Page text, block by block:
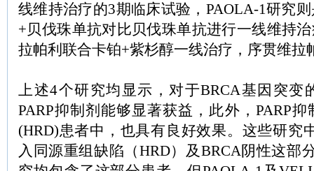
线维持治疗的3期临床试验，PAOLA-1研究
+贝伐珠单抗对比贝伐珠单抗进行一线维持
拉帕利联合卡铂+紫杉醇一线治疗，序贯维拉
上述4个研究均显示，对于BRCA基因突变
PARP抑制剂能够显著获益，此外，PARP
(HRD)患者中，也具有良好效果。这些研究
入同源重组缺陷（HRD）及BRCA阴性这部